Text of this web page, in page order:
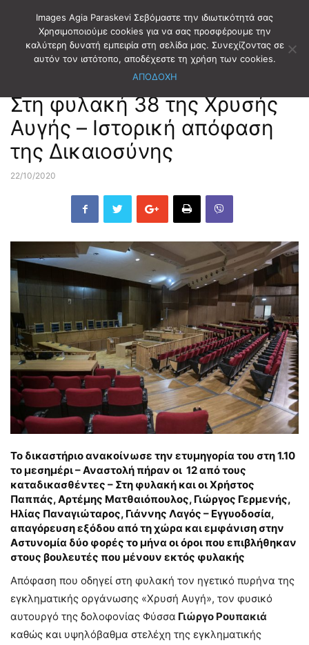
Αρχική ΕΙΔΗΣΕΙΣ
Στη φυλακή 38 της Χρυσής
Αυγής – Ιστορική απόφαση
της Δικαιοσύνης
22/10/2020
Το δικαστήριο ανακοίνωσε την ετυμηγορία του στη 1.10
το μεσημέρι – Αναστολή πήραν οι 12 από τους
καταδικασθέντες – Στη φυλακή και οι Χρήστος
Παππάς, Αρτέμης Ματθαιόπουλος, Γιώργος Γερμενής,
Ηλίας Παναγιώταρος, Γιάννης Λαγός – Εγγυοδοσία,
απαγόρευση εξόδου από τη χώρα και εμφάνιση στην
Αστυνομία δύο φορές το μήνα οι όροι που επιβλήθηκαν
στους βουλευτές που μένουν εκτός φυλακής
Απόφαση που οδηγεί στη φυλακή τον ηγετικό πυρήνα της
εγκληματικής οργάνωσης «Χρυσή Αυγή», τον φυσικό
αυτουργό της δολοφονίας Φύσσα Γιώργο Ρουπακιά
καθώς και υψηλόβαθμα στελέχη της εγκληματικής
Images Agia Paraskevi Σεβόμαστε την ιδιωτικότητά σας
Χρησιμοποιούμε cookies για να σας προσφέρουμε την
καλύτερη δυνατή εμπειρία στη σελίδα μας. Συνεχίζοντας σε
αυτόν τον ιστότοπο, αποδέχεστε τη χρήση των cookies.
ΑΠΟΔΟΧΗ